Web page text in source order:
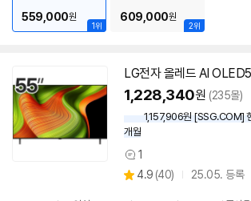
1위
559,000원
2위
609,000원
LG전자 올레드 AI
1,228,340원 (235몰)
1,157,906원 [SSG.COM]
개월
상
품
1
별
4.9 (상
40) 25.05. 등록